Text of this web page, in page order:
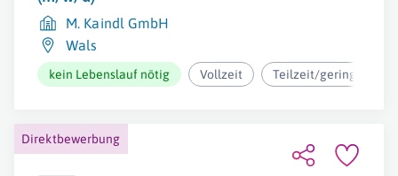
M. Kaindl GmbH
Wals
kein Lebenslauf nötig Vollzeit Teilzeit/geringfügig
Direktbewerbung